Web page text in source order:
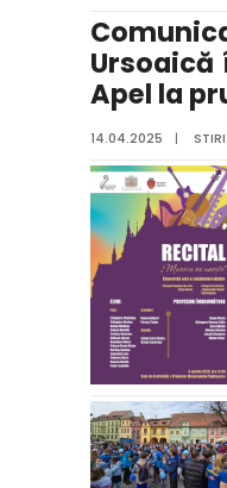
Ursoaică
Apel la
14.04.2025 |